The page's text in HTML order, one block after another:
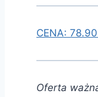
CENA:
Oferta